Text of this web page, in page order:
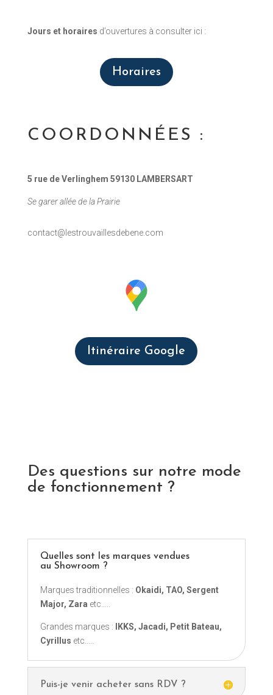
Jours et horaires d’ouvertures à consulter ici :
Horaires
COORDONNÉES :
5 rue de Verlinghem 59130 LAMBERSART
Se garer allée de la Prairie
contact@lestrouvaillesdebene.com
Itinéraire Google
Des questions sur notre mode
de fonctionnement ?
Quelles sont les marques vendues
au Showroom ?
Marques traditionnelles : Okaidi, TAO, Sergent
Major, Zara etc…..
Grandes marques :
IKKS, Jacadi, Petit Bateau,
Cyrillus etc…..
Puis-je venir acheter sans RDV ?